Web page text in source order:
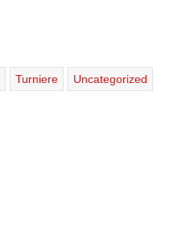
Turniere Uncategorized